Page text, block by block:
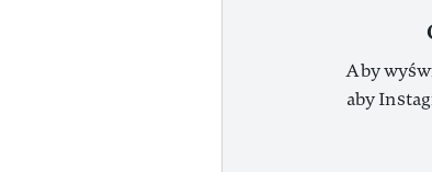
Aby
aby